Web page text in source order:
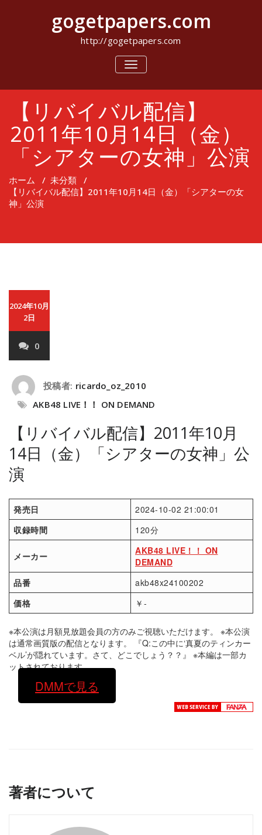
キ
gogetpapers.com
http://gogetpapers.com
ナ
ビ
シ
ョ
ン
を
切
り
替
【リバイバル配信】
2011年10月14日（金）
「シアターの女神」公演
ホーム / 未分類 /
【リバイバル配信】2011年10月14日（金）「シアターの女
神」公演
2024年10月
2日
0
投稿者: ricardo_oz_2010
AKB48 LIVE！！ ON DEMAND
【リバイバル配信】2011年10月
14日（金）「シアターの女神」公
演
発売日
2024-10-02 21:00:01
収録時間
120分
メーカー
AKB48 LIVE！！ ON
DEMAND
品番
akb48x24100202
価格
￥-
※本公演は月額見放題会員の方のみご視聴いただけます。 ※本公演
は通常画質版の配信となります。 『Q:この中に‘真夏のティンカー
ベル’が隠れています。さて、どこでしょう？？』 ※本編は一部カ
ットされております。
DMMで見る
著者について